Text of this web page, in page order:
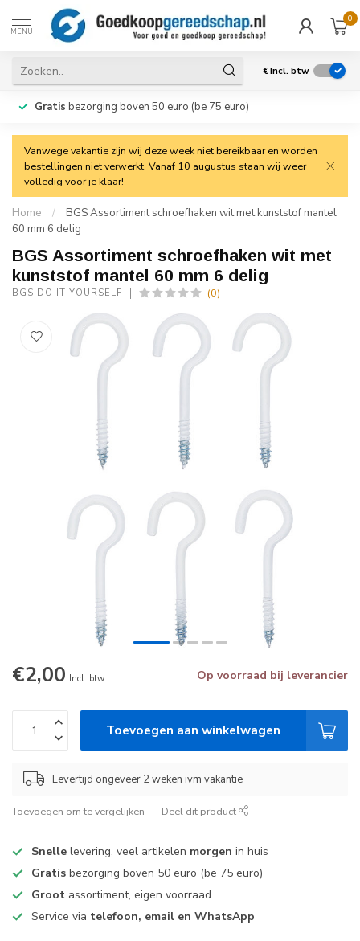
MENU
0
€Incl. btw
Gratis bezorging boven 50 euro (be 75 euro)
Vanwege vakantie zijn wij deze week niet bereikbaar en worden
bestellingen niet verwerkt. Vanaf 10 augustus staan wij weer
volledig voor je klaar!
Home /
BGS Assortiment schroefhaken wit met kunststof mantel
60 mm 6 delig
BGS Assortiment schroefhaken wit met
kunststof mantel 60 mm 6 delig
BGS DO IT YOURSELF (0)
€2,00 Incl. btw Op voorraad bij leverancier
Toevoegen aan winkelwagen
Levertijd ongeveer 2 weken ivm vakantie
Toevoegen om te vergelijken Deel dit product
Snelle levering, veel artikelen morgen in huis
Gratis bezorging boven 50 euro (be 75 euro)
Groot assortiment, eigen voorraad
Service via telefoon, email en WhatsApp